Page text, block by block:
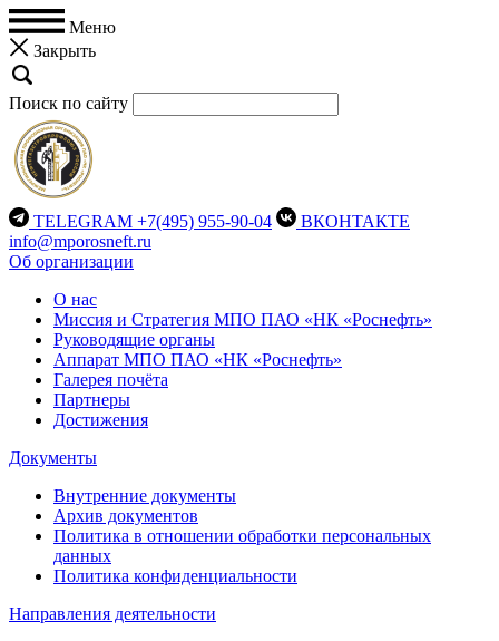
Меню
Закрыть
Поиск по сайту
TELEGRAM +7(495) 955-90-04
ВКОНТАКТЕ
info@mporosneft.ru
Об организации
О нас
Миссия и Стратегия МПО ПАО «НК «Роснефть»
Руководящие органы
Аппарат МПО ПАО «НК «Роснефть»
Галерея почёта
Партнеры
Достижения
Документы
Внутренние документы
Архив документов
Политика в отношении обработки персональных
данных
Политика конфиденциальности
Направления деятельности